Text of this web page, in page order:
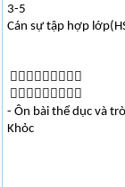
3-5
Cán sự tập hợp


- Ôn bài thể dục và
Khỏc